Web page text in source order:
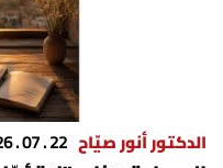
الدكتور أنور صيّاح 22 . 07 . 2026